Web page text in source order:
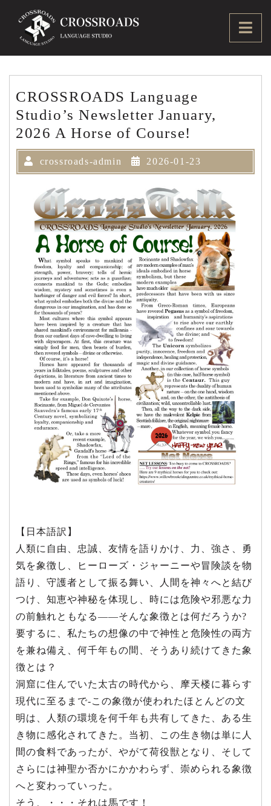
content
CROSSROADS Language
Studio’s Newsletter January,
2026 A Horse of Course!
crossroads-admin 2026-01-23
【日本語訳】
人類に自由、忠誠、友情を語りかけ、力、強さ、勇
気を象徴し、ヒーローズ・ジャーニーや冒険談を物
語り、守護者として振る舞い、人間を神々へと結び
つけ、知恵や神秘を体現し、時には危険や邪悪な力
の前触れともなる――そんな象徴とは何だろうか?
要するに、私たちの想像の中で神性と危険性の両方
を兼ね備え、何千年もの間、そうあり続けてきた象
徴とは？
洞窟に住んでいた太古の時代から、摩天楼に暮らす
現代に至るまで-この象徴が使われたほとんどの文
明は、人類の環境を何千年も共有してきた、ある生
き物に感化されてきた。当初、この生き物は単に人
間の食料であったが、やがて荷役獣となり、そして
さらには神聖か否かにかかわらず、崇められる象徴
へと変わっていった。
そう、・・・それは馬です！